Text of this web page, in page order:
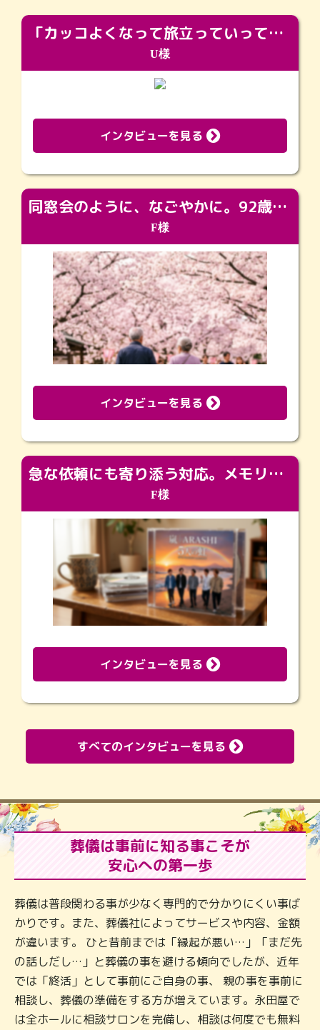
「カッコよくなって旅立っていってくれました（笑）もっとカッコいいって言ってあげればよかったな」
U様
インタビューを見る
同窓会のように、なごやかに。92歳の旅立ちを彩った、再会と感謝の場
F様
インタビューを見る
急な依頼にも寄り添う対応。メモリアルコーナーで振り返る大切な日々
F様
インタビューを見る
すべてのインタビューを見る
葬儀は事前に知る事こそが
安心への第一歩
葬儀は普段関わる事が少なく専門的で分かりにくい事ば
かりです。また、葬儀社によってサービスや内容、金額
が違います。 ひと昔前までは「縁起が悪い…」「まだ先
の話しだし…」と葬儀の事を避ける傾向でしたが、近年
では「終活」として事前にご自身の事、 親の事を事前に
相談し、葬儀の準備をする方が増えています。永田屋で
は全ホールに相談サロンを完備し、相談は何度でも無料